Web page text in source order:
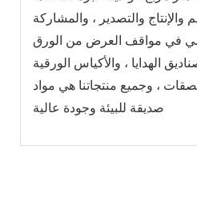
والإنتاج والتصدير ، والمشاركة
في مواقف العرض من الورق
الهدايا ، والأكياس الورقية
، وجميع منتجاتنا هي مواد
صديقة للبيئة وجودة عالية